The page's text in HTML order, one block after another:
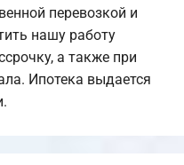
перевозкой и
нашу работу
а также при
Ипотека выдается